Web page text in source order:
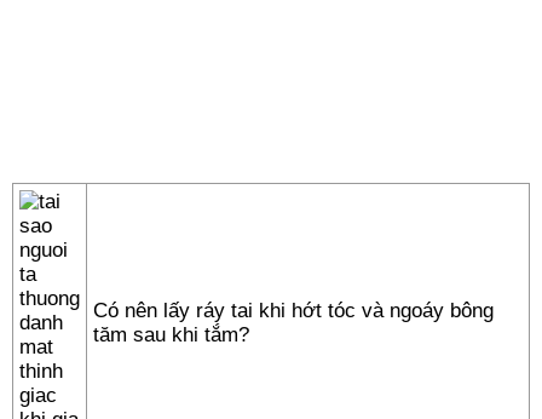
Có nên lấy ráy tai khi hớt tóc và ngoáy bông
tăm sau khi tắm?